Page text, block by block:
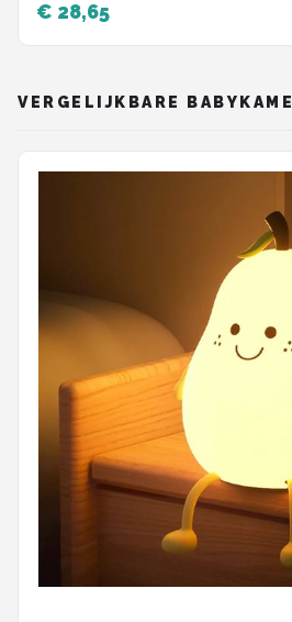
Meisjes
€ 28,65
VERGELIJKBARE